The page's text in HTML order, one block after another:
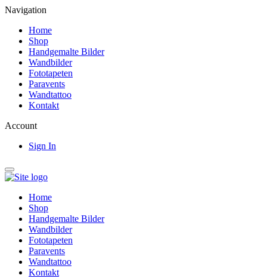
Navigation
Home
Shop
Handgemalte Bilder
Wandbilder
Fototapeten
Paravents
Wandtattoo
Kontakt
Account
Sign In
Home
Shop
Handgemalte Bilder
Wandbilder
Fototapeten
Paravents
Wandtattoo
Kontakt